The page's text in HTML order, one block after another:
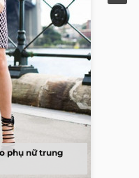
phụ nữ trung